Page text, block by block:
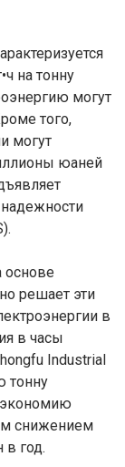
на тонну
могут
того,
могут
юаней
основе
решает эти
в
в часы
Industrial
тонну
снижением
в год.